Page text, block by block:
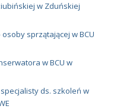
w Zduńskiej
sprzątającej w BCU
w BCU w
ds. szkoleń w